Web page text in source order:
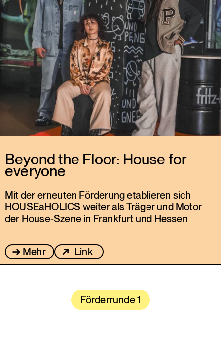
Beyond the Floor: House for
everyone
Mit der erneuten Förderung etablieren sich
HOUSEaHOLICS weiter als Träger und Motor
der House-Szene in Frankfurt und Hessen
Mehr Link
Förderrunde 1